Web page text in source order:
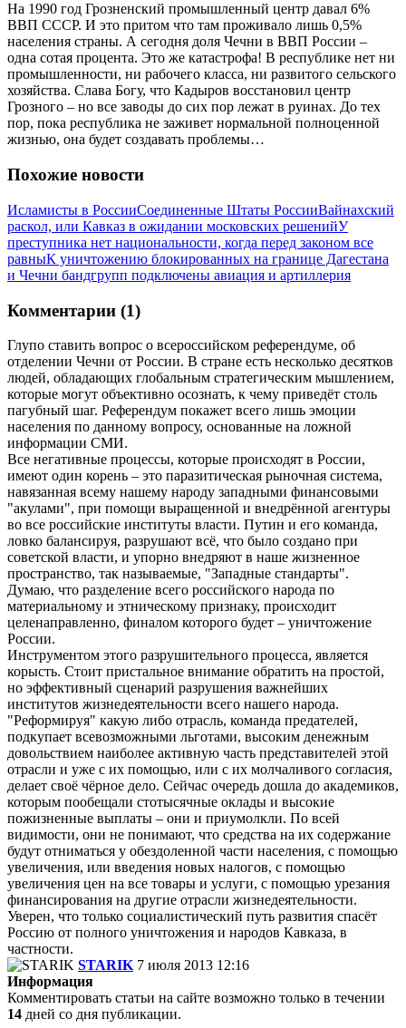
На 1990 год Грозненский промышленный центр давал 6%
ВВП СССР. И это притом что там проживало лишь 0,5%
населения страны. А сегодня доля Чечни в ВВП России –
одна сотая процента. Это же катастрофа! В республике нет ни
промышленности, ни рабочего класса, ни развитого сельского
хозяйства. Слава Богу, что Кадыров восстановил центр
Грозного – но все заводы до сих пор лежат в руинах. До тех
пор, пока республика не заживет нормальной полноценной
жизнью, она будет создавать проблемы…
Похожие новости
Исламисты в РоссииСоединенные Штаты РоссииВайнахский
раскол, или Кавказ в ожидании московских решенийУ
преступника нет национальности, когда перед законом все
равныК уничтожению блокированных на границе Дагестана
и Чечни бандгрупп подключены авиация и артиллерия
Комментарии (1)
Глупо ставить вопрос о всероссийском референдуме, об
отделении Чечни от России. В стране есть несколько десятков
людей, обладающих глобальным стратегическим мышлением,
которые могут объективно осознать, к чему приведёт столь
пагубный шаг. Референдум покажет всего лишь эмоции
населения по данному вопросу, основанные на ложной
информации СМИ.
Все негативные процессы, которые происходят в России,
имеют один корень – это паразитическая рыночная система,
навязанная всему нашему народу западными финансовыми
"акулами", при помощи выращенной и внедрённой агентуры
во все российские институты власти. Путин и его команда,
ловко балансируя, разрушают всё, что было создано при
советской власти, и упорно внедряют в наше жизненное
пространство, так называемые, "Западные стандарты".
Думаю, что разделение всего российского народа по
материальному и этническому признаку, происходит
целенаправленно, финалом которого будет – уничтожение
России.
Инструментом этого разрушительного процесса, является
корысть. Стоит пристальное внимание обратить на простой,
но эффективный сценарий разрушения важнейших
институтов жизнедеятельности всего нашего народа.
"Реформируя" какую либо отрасль, команда предателей,
подкупает всевозможными льготами, высоким денежным
довольствием наиболее активную часть представителей этой
отрасли и уже с их помощью, или с их молчаливого согласия,
делает своё чёрное дело. Сейчас очередь дошла до академиков,
которым пообещали стотысячные оклады и высокие
пожизненные выплаты – они и приумолкли. По всей
видимости, они не понимают, что средства на их содержание
будут отниматься у обездоленной части населения, с помощью
увеличения, или введения новых налогов, с помощью
увеличения цен на все товары и услуги, с помощью урезания
финансирования на другие отрасли жизнедеятельности.
Уверен, что только социалистический путь развития спасёт
Россию от полного уничтожения и народов Кавказа, в
частности.
STARIK 7 июля 2013 12:16
Информация
Комментировать статьи на сайте возможно только в течении
14 дней со дня публикации.